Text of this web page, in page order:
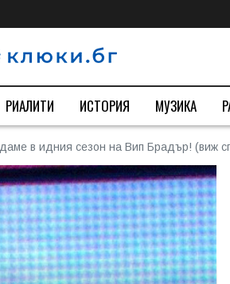
РИАЛИТИ ИСТОРИЯ МУЗИКА
в идния сезон на Вип Брадър! (виж